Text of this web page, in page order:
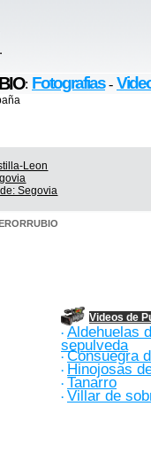
: Fotografias-
Leon
Segovia
Videos de
· Aldehuelas
sepulveda
· Consuegra
· Hinojosas
· Tanarro
· Villar de